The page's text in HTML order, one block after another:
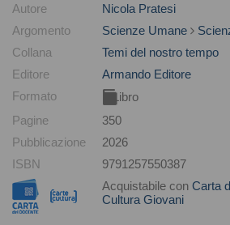
Autore
Nicola Pratesi
Argomento
Scienze Umane
Collana
Temi del nostro tempo
Editore
Armando Editore
Formato
Libro
Pagine
350
Pubblicazione
2026
ISBN
9791257550387
Acquistabile con Carta
Cultura Giovani